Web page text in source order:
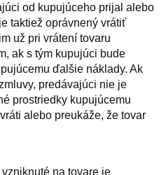
od kupujúceho prijal alebo
taktiež oprávnený vrátiť
už pri vrátení tovaru
ak s tým kupujúci bude
ďalšie náklady. Ak
predávajúci nie je
prostriedky kupujúcemu
alebo preukáže, že tovar
na tovare je